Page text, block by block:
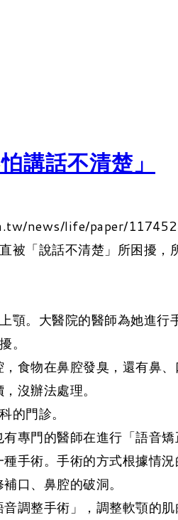
講話不清楚」
news/life/paper/
「說話不清楚」所困擾
顎。大醫院的醫師為她進
。
食物在鼻腔發臭，還有鼻
沒辦法處理。
的門診。
專門的醫師在進行「語音矯
手術。手術的方式根據情
口、鼻腔的破洞。
調整手術」，調整軟顎的肌